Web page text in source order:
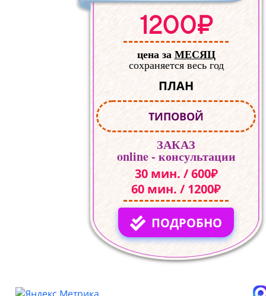
1200₽
цена заМЕСЯЦ
сохраняется весь год
ПЛАН
ТИПОВОЙ
ЗАКАЗ
online - консультации
30 мин. / 600₽
60 мин. / 1200₽
ПОДРОБНО